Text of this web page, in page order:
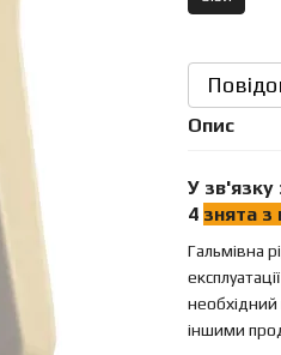
Опис
У зв'язку
4 знята
Гальмівна
необхідний
іншими